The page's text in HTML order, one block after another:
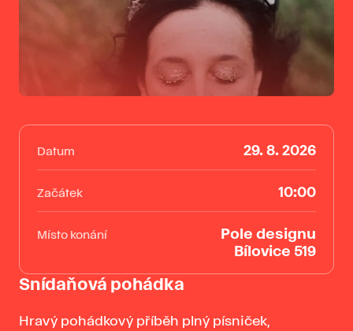
Datum 29. 8. 2026
Začátek 10:00
Místo konání
Pole designu
Bílovice 519
Snídaňová pohádka
Hravý pohádkový příběh plný písniček,